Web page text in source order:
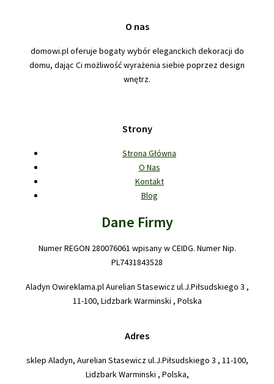
O nas
domowi.pl oferuje bogaty wybór eleganckich dekoracji do
domu, dając Ci możliwość wyrażenia siebie poprzez design
wnętrz.
Strony
Strona Główna
O Nas
Kontakt
Blog
Dane Firmy
Numer REGON 280076061 wpisany w CEIDG. Numer Nip.
PL7431843528
Aladyn Owireklama.pl Aurelian Stasewicz ul.J.Piłsudskiego 3 ,
11-100, Lidzbark Warminski , Polska
Adres
sklep Aladyn, Aurelian Stasewicz ul.J.Piłsudskiego 3 , 11-100,
Lidzbark Warminski , Polska,